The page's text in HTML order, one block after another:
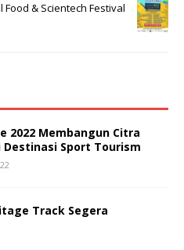
Food & Scientech Festival
2022 Membangun Citra
Destinasi Sport Tourism
Track Segera